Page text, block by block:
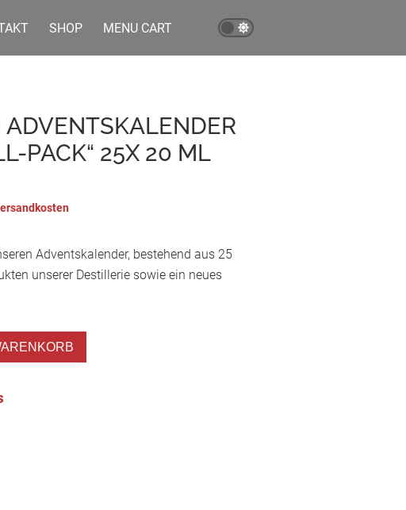
SHOP MENU CART
ADVENTSKALENDER
PACK“ 25X 20 ML
Adventskalender, bestehend aus 25
unserer Destillerie sowie ein neues